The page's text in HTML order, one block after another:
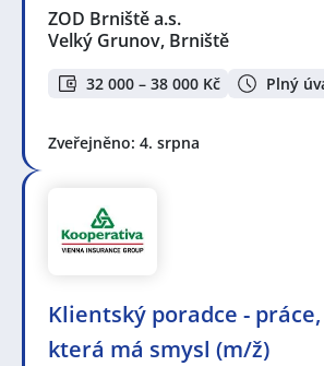
ZOD Brniště a.s.
Velký Grunov, Brniště
32 000 – 38 000 Kč Plný
Zveřejněno: 4. srpna
Klientský poradce - práce,
která má smysl (m/ž)